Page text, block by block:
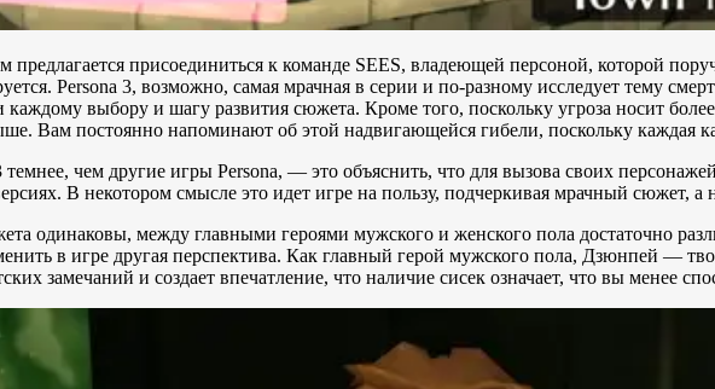
предлагается присоединиться к команде SEES, владеющей персоной, которой
Persona 3, возможно, самая мрачная в серии и по-разному исследует тему
выбору и шагу развития сюжета. Кроме того, поскольку угроза носит
Вам постоянно напоминают об этой надвигающейся гибели, поскольку каждая
чем другие игры Persona, — это объяснить, что для вызова своих
В некотором смысле это идет игре на пользу, подчеркивая мрачный сюжет, а
одинаковы, между главными героями мужского и женского пола достаточно
в игре другая перспектива. Как главный герой мужского пола, Дзюнпей —
замечаний и создает впечатление, что наличие сисек означает, что вы менее